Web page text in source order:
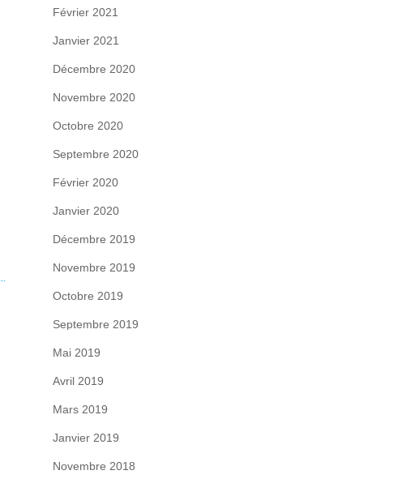
Février 2021
Janvier 2021
Décembre 2020
Novembre 2020
Octobre 2020
Septembre 2020
Février 2020
Janvier 2020
Décembre 2019
Novembre 2019
Octobre 2019
Septembre 2019
Mai 2019
Avril 2019
Mars 2019
Janvier 2019
Novembre 2018